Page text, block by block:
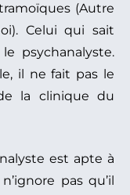
(Autre
Celui qui sait
psychanalyste.
il ne fait pas le
la clinique du
est apte à
pas qu’il